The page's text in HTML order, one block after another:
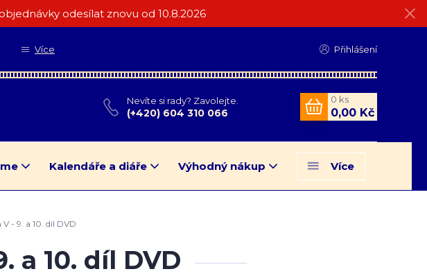
odesílat znovu od 10.8.2026
Více Přihlášení
Nevíte si rady? Zavolejte.
(+420) 604 310 066
0 ks
0,00 Kč
Kalendáře a diáře Výhodný nákup Více
- 9. a 10. díl DVD
a 10. díl DVD